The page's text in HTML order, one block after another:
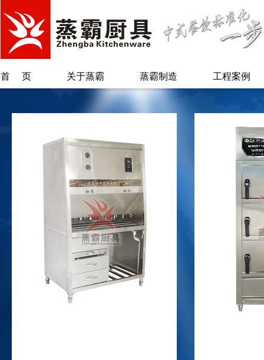
首页 关于蒸霸 蒸霸制造 工程案例
另类蒸霸
专利证书
烫粉/煲煮类
蒸汽炉系列
蒸锅台/肠粉类
自动加水加米
配套系列